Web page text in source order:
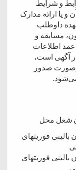
و شرایط
و یا ارائه مدارک
داوطلب
مسابقه و
عمد اطلاعات
آگهی است،
صدور
می‌شود.
شغل محل
بالینی فوریتهای
بالینی فوریتهای